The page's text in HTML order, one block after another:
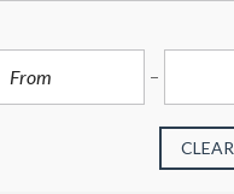
CLEAR